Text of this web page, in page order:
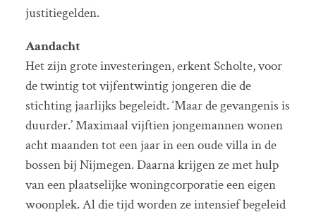
justitiegelden.
Aandacht
Het zijn grote investeringen, erkent Scholte, voor
de twintig tot vijfentwintig jongeren die de
stichting jaarlijks begeleidt. ‘Maar de gevangenis is
duurder.’ Maximaal vijftien jongemannen wonen
acht maanden tot een jaar in een oude villa in de
bossen bij Nijmegen. Daarna krijgen ze met hulp
van een plaatselijke woningcorporatie een eigen
woonplek. Al die tijd worden ze intensief begeleid